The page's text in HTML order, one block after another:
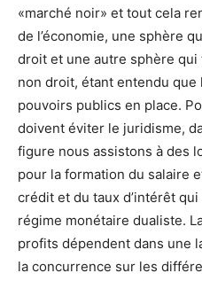
«marché noir» et tout cela
de l’économie, une sphère
droit et une autre sphère qui
non droit, étant entendu
pouvoirs publics en place.
doivent éviter le juridisme,
figure nous assistons à des
pour la formation du salaire
crédit et du taux d’intérêt
régime monétaire dualiste.
profits dépendent dans une
la concurrence sur les